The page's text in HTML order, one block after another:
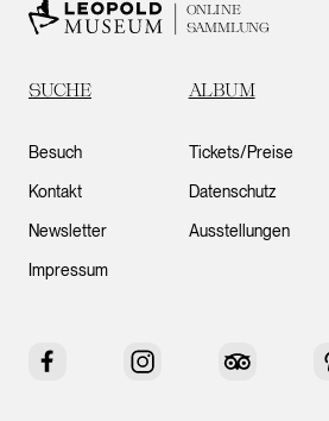
ONLINE
SAMMLUNG
SUCHE ALBUM
Besuch
Kontakt
Newsletter
Impressum
Tickets/Preise
Datenschutz
Ausstellungen
Facebook Instagram Tripadvisor